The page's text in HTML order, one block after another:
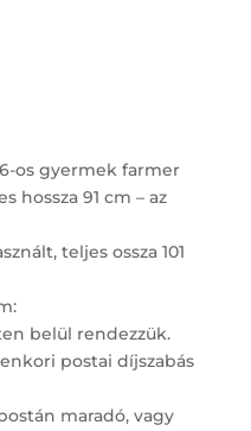
os gyermek farmer
hossza 91 cm – az
teljes ossza 101
belül rendezzük.
postai díjszabás
maradó, vagy